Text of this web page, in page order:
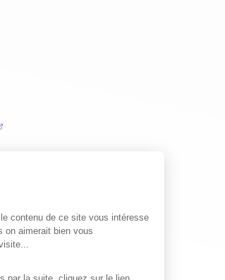
contenu de ce site vous intéresse
on aimerait bien vous
par la suite, cliquez sur le lien